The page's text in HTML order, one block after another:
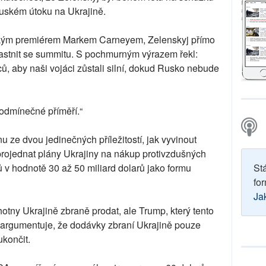
útoku na Ukrajině.
premiérem Markem Carneyem, Zelenskyj přímo
se summitu. S pochmurným výrazem řekl:
aby naši vojáci zůstali silní, dokud Rusko nebude
příměří.“
ze dvou jedinečných příležitostí, jak vyvinout
plány Ukrajiny na nákup protivzdušných
hodnotě 30 až 50 miliard dolarů jako formu
Ukrajině zbraně prodat, ale Trump, který tento
že dodávky zbraní Ukrajině pouze